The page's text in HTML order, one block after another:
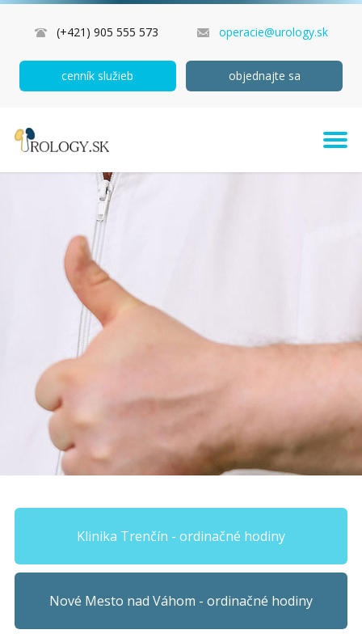
(+421) 905 555 573 operacie@urology.sk
cenník služieb objednajte sa
Klinika Trenčín - ordinačné hodiny
Nové Mesto nad Váhom - ordinačné hodiny